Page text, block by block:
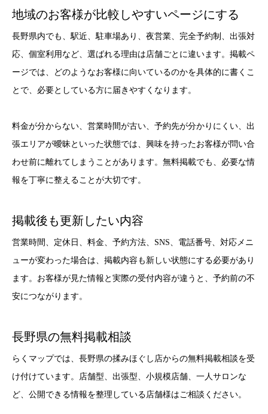
地域のお客様が比較しやすいページにする
長野県内でも、駅近、駐車場あり、夜営業、完全予約制、出張対
応、個室利用など、選ばれる理由は店舗ごとに違います。掲載ペ
ージでは、どのようなお客様に向いているのかを具体的に書くこ
とで、必要としている方に届きやすくなります。
料金が分からない、営業時間が古い、予約先が分かりにくい、出
張エリアが曖昧といった状態では、興味を持ったお客様が問い合
わせ前に離れてしまうことがあります。無料掲載でも、必要な情
報を丁寧に整えることが大切です。
掲載後も更新したい内容
営業時間、定休日、料金、予約方法、SNS、電話番号、対応メニ
ューが変わった場合は、掲載内容も新しい状態にする必要があり
ます。お客様が見た情報と実際の受付内容が違うと、予約前の不
安につながります。
長野県の無料掲載相談
らくマップでは、長野県の揉みほぐし店からの無料掲載相談を受
け付けています。店舗型、出張型、小規模店舗、一人サロンな
ど、公開できる情報を整理している店舗様はご相談ください。